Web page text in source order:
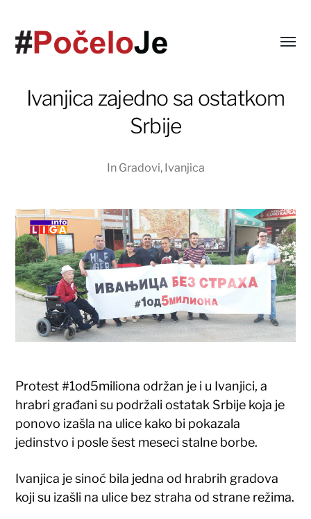
Ivanjica zajedno sa ostatkom
Srbije
In Gradovi, Ivanjica
Protest #1od5miliona održan je i u Ivanjici, a
hrabri građani su podržali ostatak Srbije koja je
ponovo izašla na ulice kako bi pokazala
jedinstvo i posle šest meseci stalne borbe.
Ivanjica je sinoć bila jedna od hrabrih gradova
koji su izašli na ulice bez straha od strane režima.